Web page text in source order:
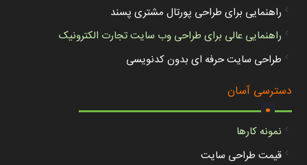
راهنمایی برای طراحی پورتال مشتری پسند
راهنمایی عالی برای طراحی وب سایت تجارت الکترونیک
طراحی سایت حرفه ای بدون کدنویسی
دسترسی آسان
.
نمونه کارها
قیمت طراحی سایت